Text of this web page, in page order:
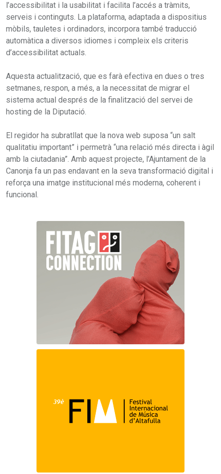
l’accessibilitat i la usabilitat i facilita l’accés a tràmits,
serveis i continguts. La plataforma, adaptada a dispositius
mòbils, tauletes i ordinadors, incorpora també traducció
automàtica a diversos idiomes i compleix els criteris
d’accessibilitat actuals.
Aquesta actualització, que es farà efectiva en dues o tres
setmanes, respon, a més, a la necessitat de migrar el
sistema actual després de la finalització del servei de
hosting de la Diputació.
El regidor ha subratllat que la nova web suposa “un salt
qualitatiu important” i permetrà “una relació més directa i àgil
amb la ciutadania”. Amb aquest projecte, l’Ajuntament de la
Canonja fa un pas endavant en la seva transformació digital i
reforça una imatge institucional més moderna, coherent i
funcional.